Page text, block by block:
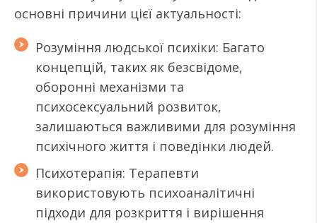
основні причини цієї актуальності:
Розуміння людської психіки: Багато
концепцій, таких як безсвідоме,
оборонні механізми та
психосексуальний розвиток,
залишаються важливими для розуміння
психічного життя і поведінки людей.
Психотерапія: Терапевти
використовують психоаналітичні
підходи для розкриття і вирішення